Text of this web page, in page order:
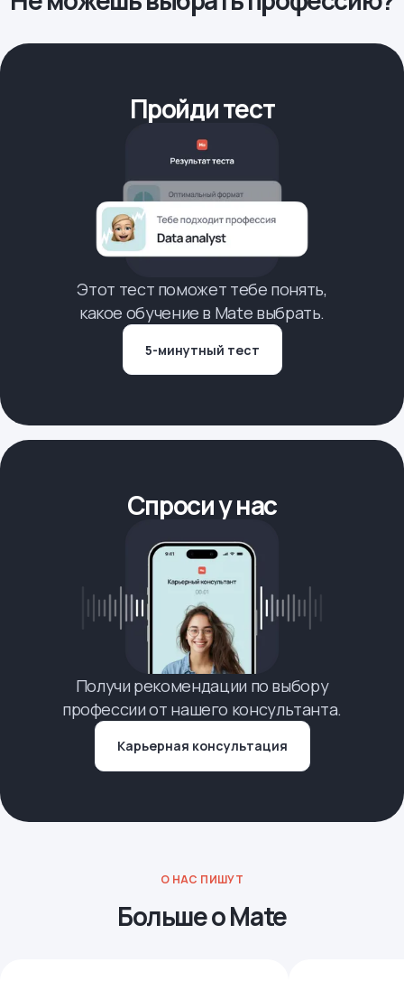
Пройди тест
Этот тест поможет тебе понять,
какое обучение в Mate выбрать.
5-минутный тест
Спроси у нас
Получи рекомендации по выбору
профессии от нашего консультанта.
Карьерная консультация
О НАС ПИШУТ
Больше о Mate